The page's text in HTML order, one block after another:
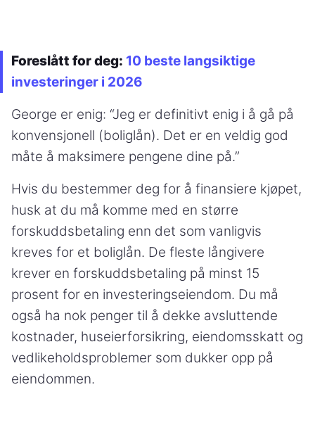
Foreslått for deg: 10 beste langsiktige
investeringer i 2026
George er enig: “Jeg er definitivt enig i å gå på
konvensjonell (boliglån). Det er en veldig god
måte å maksimere pengene dine på.”
Hvis du bestemmer deg for å finansiere kjøpet,
husk at du må komme med en større
forskuddsbetaling enn det som vanligvis
kreves for et boliglån. De fleste långivere
krever en forskuddsbetaling på minst 15
prosent for en investeringseiendom. Du må
også ha nok penger til å dekke avsluttende
kostnader, huseierforsikring, eiendomsskatt og
vedlikeholdsproblemer som dukker opp på
eiendommen.